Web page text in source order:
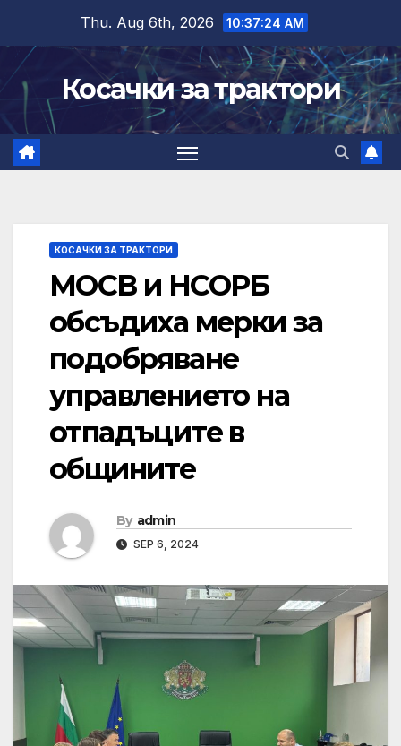
content
Thu. Aug 6th, 2026 10:37:24 AM
Косачки за трактори
КОСАЧКИ ЗА ТРАКТОРИ
МОСВ и НСОРБ
обсъдиха мерки за
подобряване
управлението на
отпадъците в
общините
By admin
SEP 6, 2024